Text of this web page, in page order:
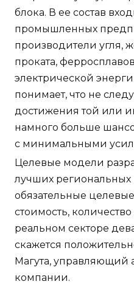
блока. В ее состав
промышленных
производители угля,
проката,
электрической
понимает, что не
достижения той или
намного больше
с минимальными
Целевые модели
лучших региональных
обязательные
стоимость,
реальном секторе
скажется
Магута, управляющий
компании.